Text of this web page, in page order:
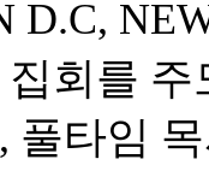
D.C,
회를
풀타임